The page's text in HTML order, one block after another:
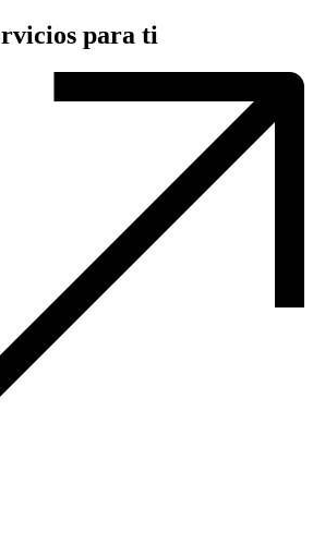
para ti